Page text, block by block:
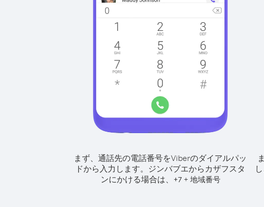
まず、通話先の電話番号をViberのダイアルパッ
ドから入力します。 ジンバブエからカザフスタ
ンにかける場合は、
+7+ 地域番号